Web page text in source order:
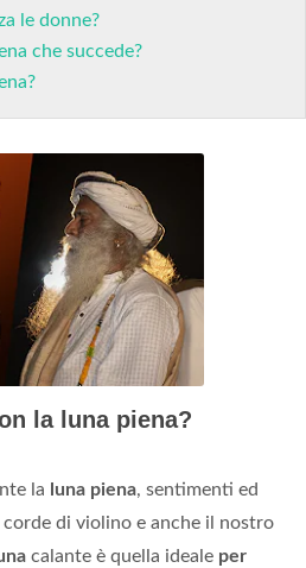
le donne?
che succede?
la luna piena?
la luna piena, sentimenti ed
corde di violino e anche il nostro
calante è quella ideale per